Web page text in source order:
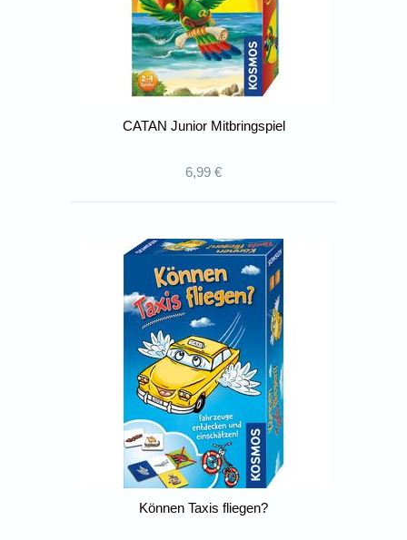
CATAN Junior Mitbringspiel
6,99 €
Können Taxis fliegen?